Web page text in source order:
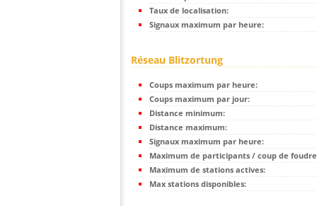
Taux de localisation:
Signaux maximum par heure:
Réseau Blitzortung
Coups maximum par heure:
Coups maximum par jour:
Distance minimum:
Distance maximum:
Signaux maximum par heure:
Maximum de participants / coup de
Maximum de stations actives:
Max stations disponibles: